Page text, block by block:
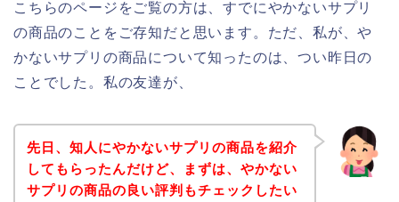
こちらのページをご覧の方は、すでにやかないサプリ
の商品のことをご存知だと思います。ただ、私が、や
かないサプリの商品について知ったのは、つい昨日の
ことでした。私の友達が、
先日、知人にやかないサプリの商品を紹介
してもらったんだけど、まずは、やかない
サプリの商品の良い評判もチェックしたい